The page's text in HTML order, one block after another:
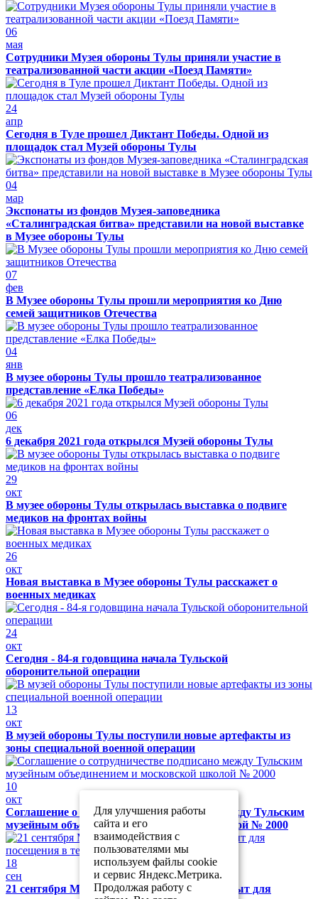
06
мая
Сотрудники Музея обороны Тулы приняли участие в
театрализованной части акции «Поезд Памяти»
24
апр
Сегодня в Туле прошел Диктант Победы. Одной из
площадок стал Музей обороны Тулы
04
мар
Экспонаты из фондов Музея-заповедника
«Сталинградская битва» представили на новой выставке
в Музее обороны Тулы
07
фев
В Музее обороны Тулы прошли мероприятия ко Дню
семей защитников Отечества
04
янв
В музее обороны Тулы прошло театрализованное
представление «Елка Победы»
06
дек
6 декабря 2021 года открылся Музей обороны Тулы
29
окт
В музее обороны Тулы открылась выставка о подвиге
медиков на фронтах войны
26
окт
Новая выставка в Музее обороны Тулы расскажет о
военных медиках
24
окт
Сегодня - 84-я годовщина начала Тульской
оборонительной операции
13
окт
В музей обороны Тулы поступили новые артефакты из
зоны специальной военной операции
10
окт
Соглашение о сотрудничестве подписано между Тульским
музейным объединением и московской школой № 2000
18
сен
21 сентября Музей обороны Тулы будет закрыт для
Для улучшения работы
сайта и его
взаимодействия с
пользователями мы
используем файлы cookie
и сервис Яндекс.Метрика.
Продолжая работу с